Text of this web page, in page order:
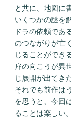
と共に、地図に
いくつかの謎を
ドラの依頼であ
のつながりが亡
じることができる
扉の向こうが異
じ展開が出てき
それでも前作は
を思うと、今回
ることは楽しい。